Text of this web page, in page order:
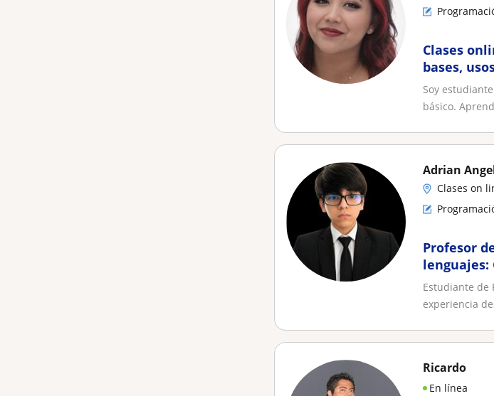
Clases
bases,
Soy
básico.
Adrian
Clases on
Profesor
lenguajes:
de
Estudiante de
experiencia
Ricardo
En línea